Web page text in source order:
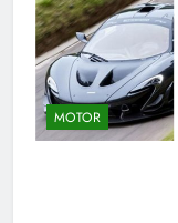
MOTOR